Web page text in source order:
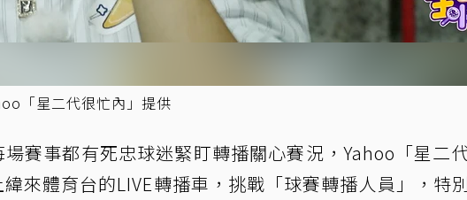
「星二代很忙內」提供
賽事都有死忠球迷緊盯轉播關心賽況，Yahoo「星二
緯來體育台的LIVE轉播車，挑戰「球賽轉播人員」，特